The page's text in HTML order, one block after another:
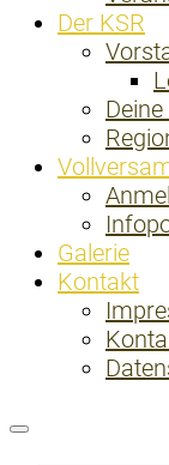
Der KSR
Galerie
Kontakt